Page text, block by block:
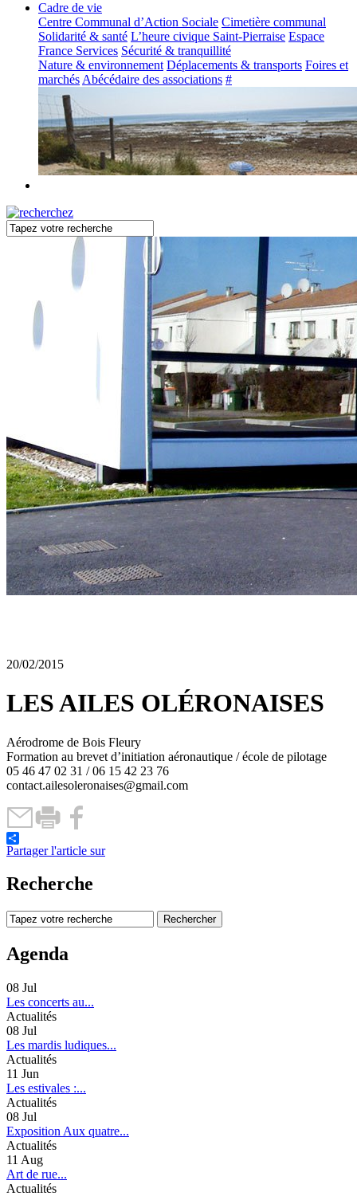
Cadre de vie
Centre Communal d’Action Sociale Cimetière communal
Solidarité & santé L’heure civique Saint-Pierraise Espace
France Services Sécurité & tranquillité
Nature & environnement Déplacements & transports Foires et
marchés Abécédaire des associations #
20/02/2015
LES AILES OLÉRONAISES
Aérodrome de Bois Fleury
Formation au brevet d’initiation aéronautique / école de pilotage
05 46 47 02 31 / 06 15 42 23 76
contact.ailesoleronaises@gmail.com
Partager l'article sur
Recherche
Agenda
08 Jul
Les concerts au...
Actualités
08 Jul
Les mardis ludiques...
Actualités
11 Jun
Les estivales :...
Actualités
08 Jul
Exposition Aux quatre...
Actualités
11 Aug
Art de rue...
Actualités